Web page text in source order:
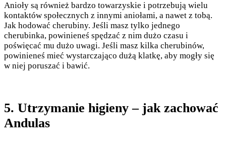
Anioły są również bardzo towarzyskie i potrzebują wielu
kontaktów społecznych z innymi aniołami, a nawet z tobą.
Jak hodować cherubiny. Jeśli masz tylko jednego
cherubinka, powinieneś spędzać z nim dużo czasu i
poświęcać mu dużo uwagi. Jeśli masz kilka cherubinów,
powinieneś mieć wystarczająco dużą klatkę, aby mogły się
w niej poruszać i bawić.
5. Utrzymanie higieny – jak zachować
Andulas